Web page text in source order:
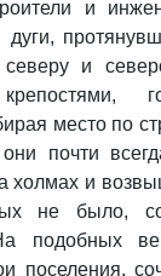
и
дуги,
и
место по
почти
холмах и
не было,
подобных
поселения,